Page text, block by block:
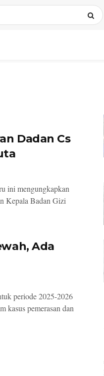
Dadan Cs
ini mengungkapkan
Kepala Badan Gizi
Ada
periode 2025-2026
kasus pemerasan dan